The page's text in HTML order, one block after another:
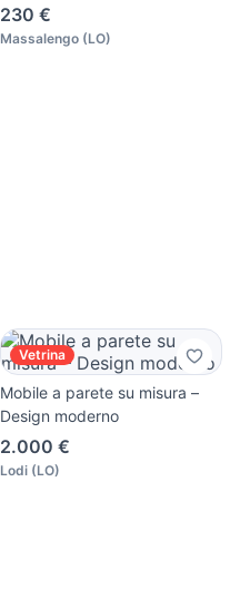
230 €
Massalengo (LO)
Vetrina
Mobile a parete su misura –
Design moderno
2.000 €
Lodi (LO)